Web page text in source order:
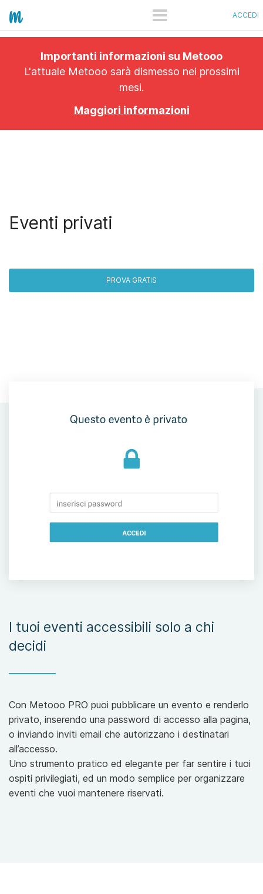
ACCEDI
Importanti informazioni su Metooo
L'attuale Metooo sarà dismesso nei prossimi
mesi.
Maggiori informazioni
Eventi privati
PROVA GRATIS
I tuoi eventi accessibili solo a chi
decidi
Con Metooo PRO puoi pubblicare un evento e renderlo
privato, inserendo una password di accesso alla pagina,
o inviando inviti email che autorizzano i destinatari
all’accesso.
Uno strumento pratico ed elegante per far sentire i tuoi
ospiti privilegiati, ed un modo semplice per organizzare
eventi che vuoi mantenere riservati.